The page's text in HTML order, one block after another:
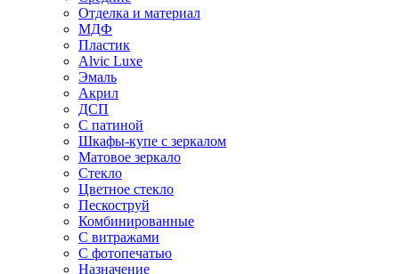
Отделка и материал
МДФ
Пластик
Alvic Luxe
Эмаль
Акрил
ДСП
С патиной
Шкафы-купе с зеркалом
Матовое зеркало
Стекло
Цветное стекло
Пескоструй
Комбинированные
С витражами
С фотопечатью
Назначение